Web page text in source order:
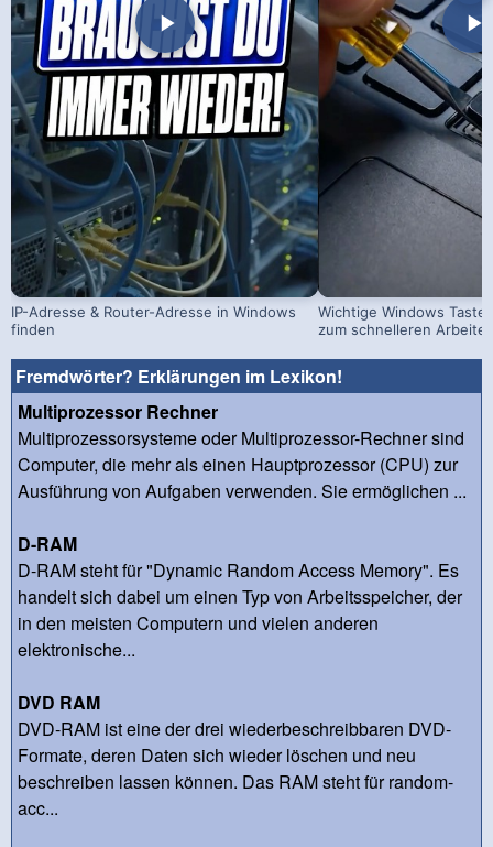
IP-Adresse & Router-Adresse in Windows
finden
Wichtige Windows
zum schnelleren
Fremdwörter? Erklärungen im Lexikon!
Multiprozessor Rechner
Multiprozessorsysteme oder Multiprozessor-Rechner sind
Computer, die mehr als einen Hauptprozessor (CPU) zur
Ausführung von Aufgaben verwenden. Sie ermöglichen ...
D-RAM
D-RAM steht für "Dynamic Random Access Memory". Es
handelt sich dabei um einen Typ von Arbeitsspeicher, der
in den meisten Computern und vielen anderen
elektronische...
DVD RAM
DVD-RAM ist eine der drei wiederbeschreibbaren DVD-
Formate, deren Daten sich wieder löschen und neu
beschreiben lassen können. Das RAM steht für random-
acc...